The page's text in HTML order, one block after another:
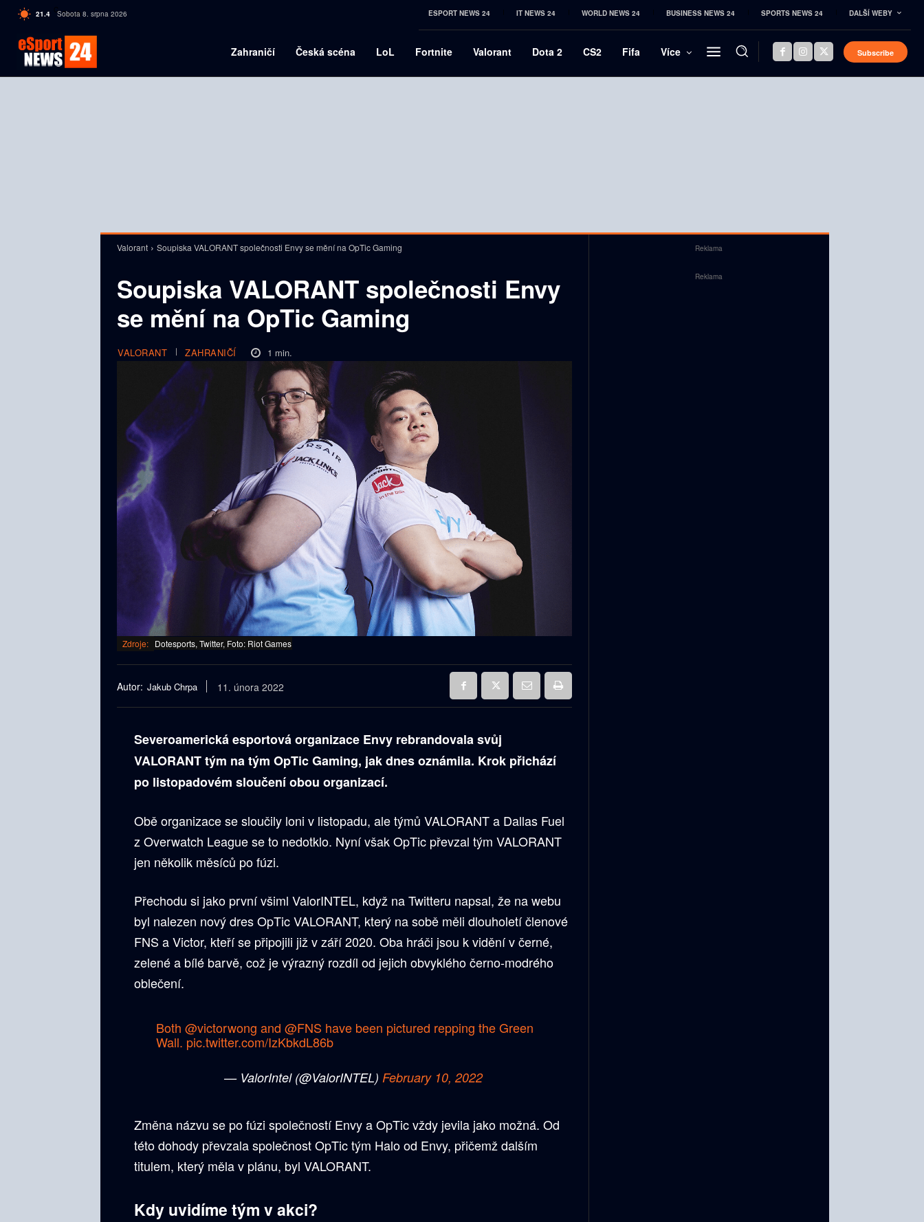
21.4 C Czech
Sobota 8. srpna 2026 ESPORT NEWS 24 IT NEWS 24 WORLD NEWS 24 BUSINESS NEWS 24 SPORTS NEWS 24 DALŠÍ WEBY
Zahraničí Česká scéna LoL Fortnite Valorant Dota 2 CS2 Fifa Více Subscribe
Valorant Soupiska VALORANT společnosti Envy se mění na OpTic Gaming
Soupiska VALORANT společnosti Envy
se mění na OpTic Gaming
VALORANT ZAHRANIČÍ 1 min.
Zdroje: Dotesports, Twitter, Foto: Riot Games
Autor: Jakub Chrpa 11. února 2022
Severoamerická esportová organizace Envy rebrandovala svůj
VALORANT tým na tým OpTic Gaming, jak dnes oznámila. Krok přichází
po listopadovém sloučení obou organizací.
Obě organizace se sloučily loni v listopadu, ale týmů VALORANT a Dallas Fuel
z Overwatch League se to nedotklo. Nyní však OpTic převzal tým VALORANT
jen několik měsíců po fúzi.
Přechodu si jako první všiml ValorINTEL, když na Twitteru napsal, že na webu
byl nalezen nový dres OpTic VALORANT, který na sobě měli dlouholetí členové
FNS a Victor, kteří se připojili již v září 2020. Oba hráči jsou k vidění v černé,
zelené a bílé barvě, což je výrazný rozdíl od jejich obvyklého černo-modrého
oblečení.
Both @victorwong and @FNS have been pictured repping the Green
Wall. pic.twitter.com/IzKbkdL86b
— ValorIntel (@ValorINTEL) February 10, 2022
Změna názvu se po fúzi společností Envy a OpTic vždy jevila jako možná. Od
této dohody převzala společnost OpTic tým Halo od Envy, přičemž dalším
titulem, který měla v plánu, byl VALORANT.
Kdy uvidíme tým v akci?
Reklama
Reklama